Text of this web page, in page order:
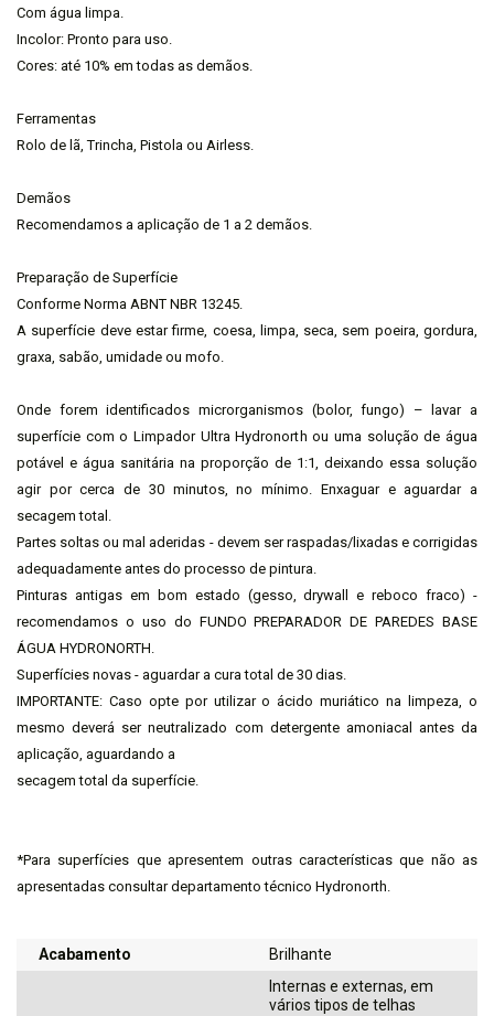
Com água limpa.
Incolor: Pronto para uso.
Cores: até 10% em todas as demãos.
Ferramentas
Rolo de lã, Trincha, Pistola ou Airless.
Demãos
Recomendamos a aplicação de 1 a 2 demãos.
Preparação de Superfície
Conforme Norma ABNT NBR 13245.
A superfície deve estar firme, coesa, limpa, seca, sem poeira, gordura,
graxa, sabão, umidade ou mofo.
Onde forem identificados microrganismos (bolor, fungo) – lavar a
superfície com o Limpador Ultra Hydronorth ou uma solução de água
potável e água sanitária na proporção de 1:1, deixando essa solução
agir por cerca de 30 minutos, no mínimo. Enxaguar e aguardar a
secagem total.
Partes soltas ou mal aderidas - devem ser raspadas/lixadas e corrigidas
adequadamente antes do processo de pintura.
Pinturas antigas em bom estado (gesso, drywall e reboco fraco) -
recomendamos o uso do FUNDO PREPARADOR DE PAREDES BASE
ÁGUA HYDRONORTH.
Superfícies novas - aguardar a cura total de 30 dias.
IMPORTANTE: Caso opte por utilizar o ácido muriático na limpeza, o
mesmo deverá ser neutralizado com detergente amoniacal antes da
aplicação, aguardando a
secagem total da superfície.
*Para superfícies que apresentem outras características que não as
apresentadas consultar departamento técnico Hydronorth.
Acabamento
Brilhante
Internas e externas, em
vários tipos de telhas